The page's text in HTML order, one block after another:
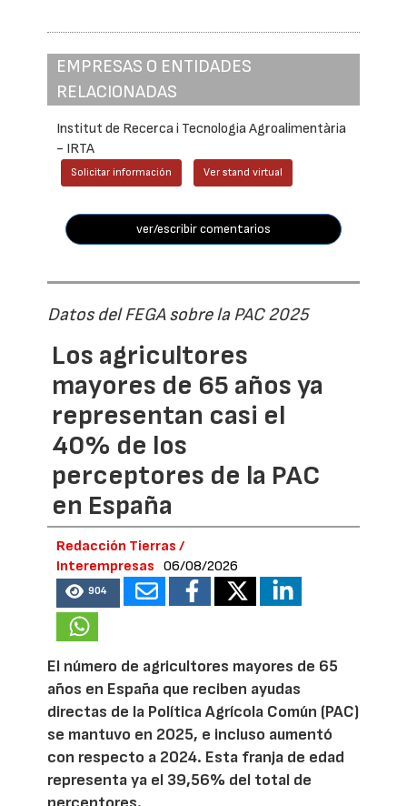
EMPRESAS O ENTIDADES
RELACIONADAS
Institut de Recerca i Tecnologia Agroalimentària
- IRTA
Solicitar información Ver stand virtual
ver/escribir comentarios
Datos del FEGA sobre la PAC 2025
Los agricultores
mayores de 65 años ya
representan casi el
40% de los
perceptores de la PAC
en España
Redacción Tierras /
Interempresas
06/08/2026
904
El número de agricultores mayores de 65
años en España que reciben ayudas
directas de la Política Agrícola Común (PAC)
se mantuvo en 2025, e incluso aumentó
con respecto a 2024. Esta franja de edad
representa ya el 39,56% del total de